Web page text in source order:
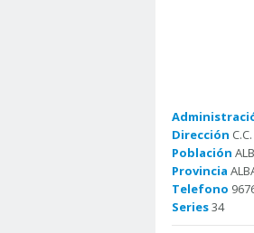
Dirección
Población
Provincia
Telefono
Series34